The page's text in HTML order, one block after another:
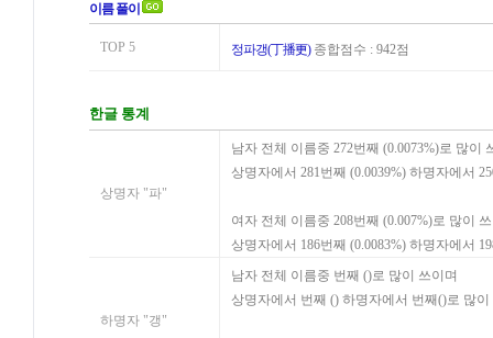
이름 풀이
TOP 5 정파갱(丁播更)종합점수 : 942점
한글 통계
상명자 "파"
남자 전체 이름중 272번째 (0.0073%)로 많이
상명자에서 281번째 (0.0039%) 하명자에서
여자 전체 이름중 208번째 (0.007%)로 많이
상명자에서 186번째 (0.0083%) 하명자에서
하명자 "갱"
남자 전체 이름중 번째 ()로 많이 쓰이며
상명자에서 번째 () 하명자에서 번째()로 많이